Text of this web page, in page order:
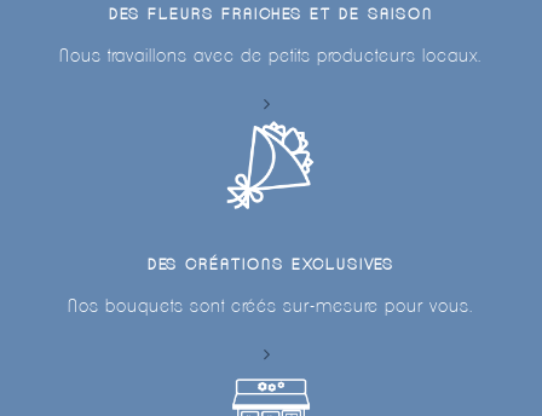
DES FLEURS FRAICHES ET DE SAISON
Nous travaillons avec de petits producteurs locaux.
DES CRÉATIONS EXCLUSIVES
Nos bouquets sont créés sur-mesure pour vous.